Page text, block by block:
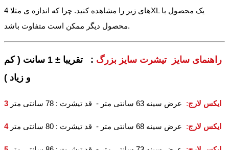
های زیر را مشاهده کنید. چرا که اندازه ی مثلا 4XL یک محصول با
محصول دیگر ممکن است متفاوت باشد.
راهنمای سایز تیشرت سایز بزرگ
: تقریبا ± 1 سانت ( کم
3 ایکس لارج: عرض سینه 63 سانتی متر - قد تیشرت : 78 سانتی متر
4 ایکس لارج: عرض سینه 68 سانتی متر - قد تیشرت : 80 سانتی متر